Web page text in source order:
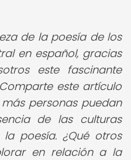
de la poesía de los
en español, gracias
este fascinante
este artículo
personas puedan
de las culturas
poesía. ¿Qué otros
en relación a la